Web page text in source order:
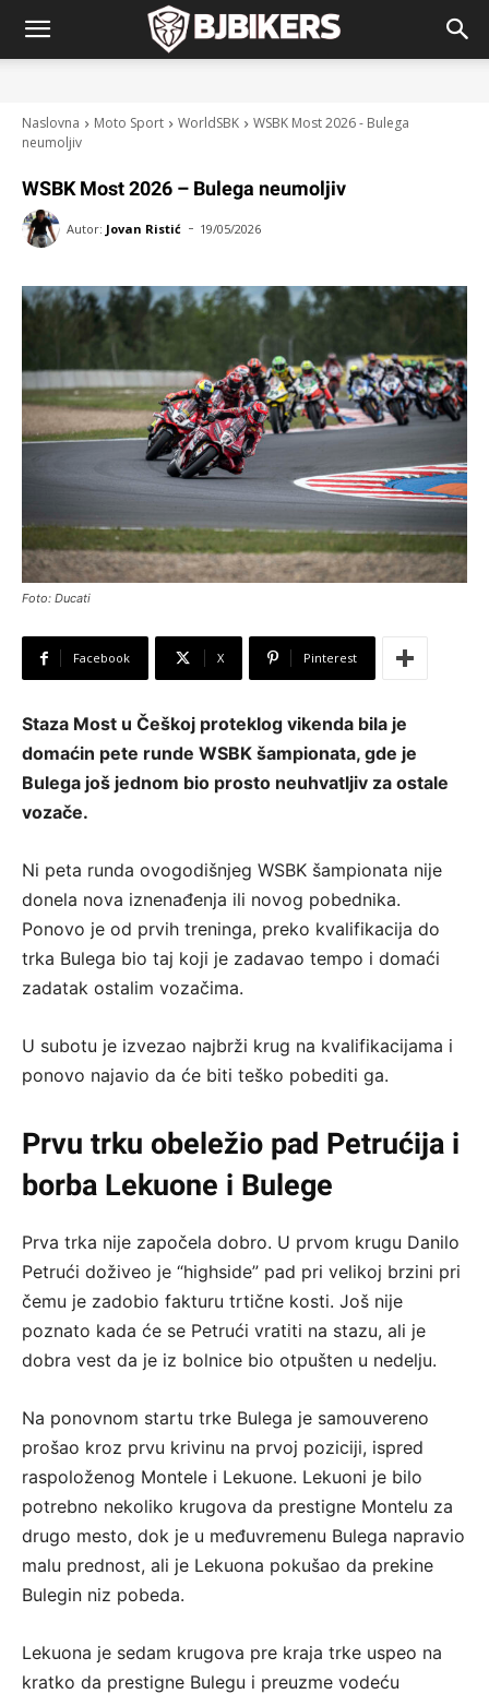
Naslovna Moto Sport WorldSBK
WSBK Most 2026 - Bulega
neumoljiv
WSBK Most 2026 – Bulega neumoljiv
Autor: Jovan Ristić - 19/05/2026
Foto: Ducati
Facebook X Pinterest
Staza Most u Češkoj proteklog vikenda bila je
domaćin pete runde WSBK šampionata, gde je
Bulega još jednom bio prosto neuhvatljiv za ostale
vozače.
Ni peta runda ovogodišnjeg WSBK šampionata nije
donela nova iznenađenja ili novog pobednika.
Ponovo je od prvih treninga, preko kvalifikacija do
trka Bulega bio taj koji je zadavao tempo i domaći
zadatak ostalim vozačima.
U subotu je izvezao najbrži krug na kvalifikacijama i
ponovo najavio da će biti teško pobediti ga.
Prvu trku obeležio pad Petrućija i
borba Lekuone i Bulege
Prva trka nije započela dobro. U prvom krugu Danilo
Petrući doživeo je “highside” pad pri velikoj brzini pri
čemu je zadobio fakturu trtične kosti. Još nije
poznato kada će se Petrući vratiti na stazu, ali je
dobra vest da je iz bolnice bio otpušten u nedelju.
Na ponovnom startu trke Bulega je samouvereno
prošao kroz prvu krivinu na prvoj poziciji, ispred
raspoloženog Montele i Lekuone. Lekuoni je bilo
potrebno nekoliko krugova da prestigne Montelu za
drugo mesto, dok je u međuvremenu Bulega napravio
malu prednost, ali je Lekuona pokušao da prekine
Bulegin niz pobeda.
Lekuona je sedam krugova pre kraja trke uspeo na
kratko da prestigne Bulegu i preuzme vodeću